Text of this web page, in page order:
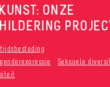
ONZE
Seksuele